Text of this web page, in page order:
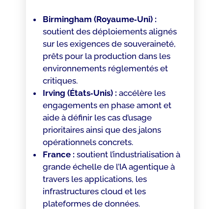
Birmingham (Royaume‑Uni) :
soutient des déploiements alignés
sur les exigences de souveraineté,
prêts pour la production dans les
environnements réglementés et
critiques.
Irving (États‑Unis) : accélère les
engagements en phase amont et
aide à définir les cas d’usage
prioritaires ainsi que des jalons
opérationnels concrets.
France : soutient l’industrialisation à
grande échelle de l’IA agentique à
travers les applications, les
infrastructures cloud et les
plateformes de données.